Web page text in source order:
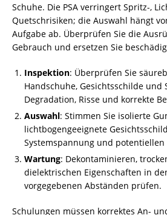
Schuhe. Die PSA verringert Spritz-,
Quetschrisiken; die Auswahl hängt
Aufgabe ab. Überprüfen Sie die
Gebrauch und ersetzen Sie
Inspektion: Überprüfen Sie
Handschuhe, Gesichtsschilde und
Degradation, Risse und korrekte
Auswahl: Stimmen Sie isolierte
lichtbogengeeignete
Systemspannung und potentiellen
Wartung: Dekontaminieren,
dielektrischen Eigenschaften in
vorgegebenen Abständen prüfen.
Schulungen müssen korrektes An-